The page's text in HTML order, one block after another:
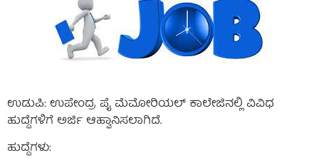
ಉಡುಪಿ: ಉಪೇಂದ್ರ ಪೈ ಮೆಮೋರಿಯಲ್ ಕಾಲೇಜಿನಲ್ಲಿ ವಿವಿಧ
ಹುದ್ದೆಗಳಿಗೆ ಅರ್ಜಿ ಆಹ್ವಾನಿಸಲಾಗಿದೆ.
ಹುದ್ದೆಗಳು: